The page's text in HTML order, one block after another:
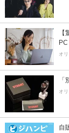
PC
オ
オ
自